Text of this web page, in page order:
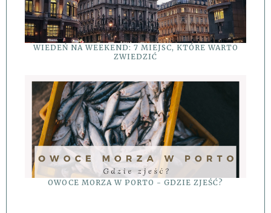
WIEDEŃ NA WEEKEND: 7 MIEJSC, KTÓRE WARTO
ZWIEDZIĆ
OWOCE MORZA W PORTO - GDZIE ZJEŚĆ?